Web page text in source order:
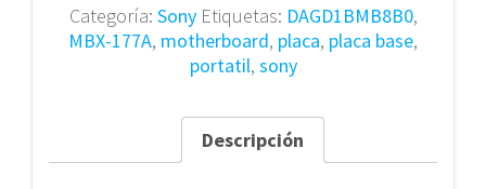
5K1M
VGN-
cantidad
Categoría: Sony Etiquetas: DAGD1BMB8B0,
MBX-177A, motherboard, placa, placa base,
portatil, sony
Descripción